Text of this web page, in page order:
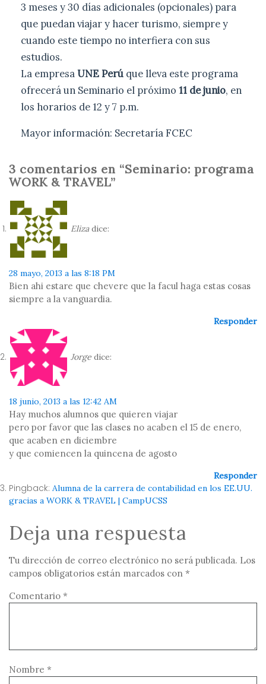
3 meses y 30 días adicionales (opcionales) para
que puedan viajar y hacer turismo, siempre y
cuando este tiempo no interfiera con sus
estudios.
La empresaUNE Perú que lleva este programa
ofrecerá un Seminario el próximo 11 de junio, en
los horarios de 12 y 7 p.m.
Mayor información: Secretaría FCEC
3 comentarios en “Seminario: programa
WORK & TRAVEL”
Eliza dice:
28 mayo, 2013 a las 8:18 PM
Bien ahi estare que chevere que la facul haga estas cosas
siempre a la vanguardia.
Responder
Jorge dice:
18 junio, 2013 a las 12:42 AM
Hay muchos alumnos que quieren viajar
pero por favor que las clases no acaben el 15 de enero,
que acaben en diciembre
y que comiencen la quincena de agosto
Responder
Pingback: Alumna de la carrera de contabilidad en los EE.UU.
gracias a WORK & TRAVEL | CampUCSS
Deja una respuesta
Tu dirección de correo electrónico no será publicada. Los
campos obligatorios están marcados con *
Comentario *
Nombre *